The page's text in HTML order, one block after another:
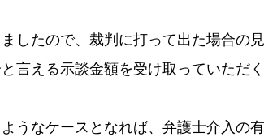
したので、裁判に打って出た場合の
言える示談金額を受け取っていただく
うなケースとなれば、弁護士介入の